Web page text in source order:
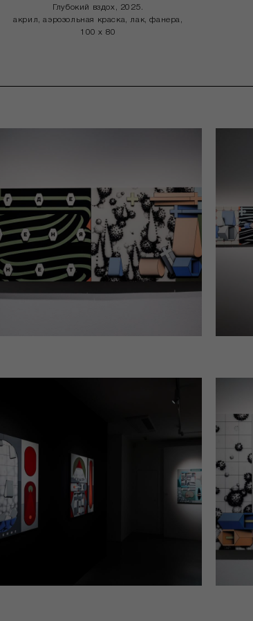
Глубокий вздох, 2025.
акрил, аэрозольная краска, лак, фанера,
100 x 80